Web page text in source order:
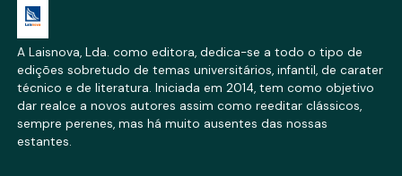
A Laisnova, Lda. como editora, dedica-se a todo o tipo de
edições sobretudo de temas universitários, infantil, de carater
técnico e de literatura. Iniciada em 2014, tem como objetivo
dar realce a novos autores assim como reeditar clássicos,
sempre perenes, mas há muito ausentes das nossas
estantes.